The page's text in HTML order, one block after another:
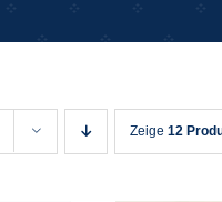
Nimm die
Zeige 12